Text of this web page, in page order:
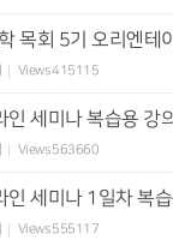
목회 5기 오리엔테
Views415115
세미나 복습용 강
Views 563660
세미나 1일차 복
Views 555117